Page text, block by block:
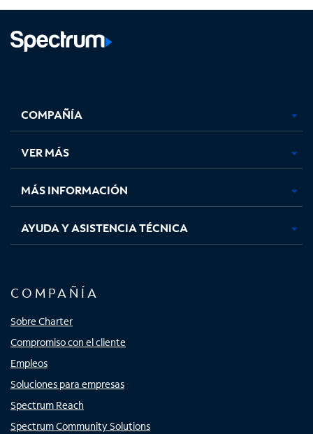
abre
en
pestaña
nueva
abre
en
pestaña
nueva
abre
en
pestaña
nueva
en
nueva
COMPAÑÍA
VER MÁS
MÁS INFORMACIÓN
AYUDA Y ASISTENCIA TÉCNICA
COMPAÑÍA
Sobre Charter
Compromiso con el cliente
Empleos
Soluciones para empresas
Spectrum Reach
Spectrum Community Solutions